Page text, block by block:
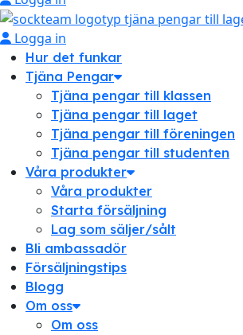
Logga in
Hur det funkar
Tjäna Pengar
Tjäna pengar till klassen
Tjäna pengar till laget
Tjäna pengar till föreningen
Tjäna pengar till studenten
Våra produkter
Våra produkter
Starta försäljning
Lag som säljer/sålt
Bli ambassadör
Försäljningstips
Blogg
Om oss
Om oss